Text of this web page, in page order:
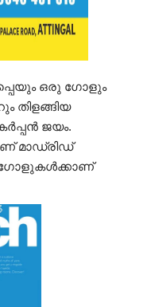
ഒരു ഗോളും
തിളങ്ങിയ
ജയം.
മാഡ്രിഡ്
ഗോളുകള്‍ക്കാണ്